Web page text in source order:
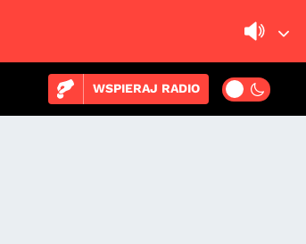
WSPIERAJ RADIO